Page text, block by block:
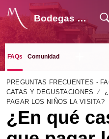
Bodegas Monje
FAQs Comunidad
PREGUNTAS FRECUENTES -
CATAS Y DEGUSTACIONES
PAGAR LOS NIÑOS LA VISITA?
¿En qué